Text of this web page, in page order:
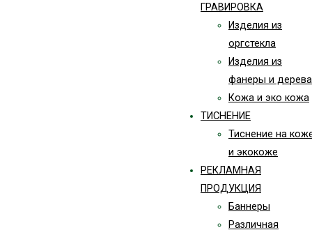
ГРАВИРОВКА
Изделия из
оргстекла
Изделия из
фанеры и дерева
Кожа и эко кожа
ТИСНЕНИЕ
Тиснение на
и экокоже
РЕКЛАМНАЯ
ПРОДУКЦИЯ
Баннеры
Различная